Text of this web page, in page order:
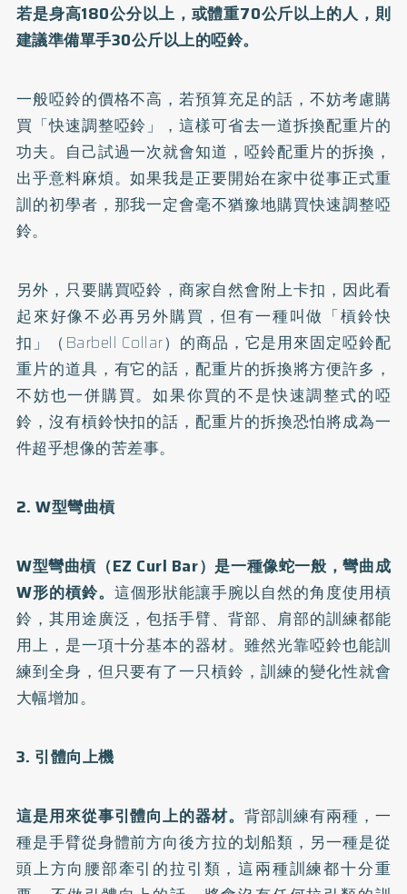
若是身高180公分以上，或體重70公斤以上的人，則
建議準備單手30公斤以上的啞鈴。
一般啞鈴的價格不高，若預算充足的話，不妨考慮購
買「快速調整啞鈴」，這樣可省去一道拆換配重片的
功夫。自己試過一次就會知道，啞鈴配重片的拆換，
出乎意料麻煩。如果我是正要開始在家中從事正式重
訓的初學者，那我一定會毫不猶豫地購買快速調整啞
鈴。
另外，只要購買啞鈴，商家自然會附上卡扣，因此看
起來好像不必再另外購買，但有一種叫做「槓鈴快
扣」（Barbell Collar）的商品，它是用來固定啞鈴配
重片的道具，有它的話，配重片的拆換將方便許多，
不妨也一併購買。如果你買的不是快速調整式的啞
鈴，沒有槓鈴快扣的話，配重片的拆換恐怕將成為一
件超乎想像的苦差事。
2. W型彎曲槓
W型彎曲槓（EZ Curl Bar）是一種像蛇一般，彎曲成
W形的槓鈴。 這個形狀能讓手腕以自然的角度使用槓
鈴，其用途廣泛，包括手臂、背部、肩部的訓練都能
用上，是一項十分基本的器材。雖然光靠啞鈴也能訓
練到全身，但只要有了一只槓鈴，訓練的變化性就會
大幅增加。
3. 引體向上機
這是用來從事引體向上的器材。背部訓練有兩種，一
種是手臂從身體前方向後方拉的划船類，另一種是從
頭上方向腰部牽引的拉引類，這兩種訓練都十分重